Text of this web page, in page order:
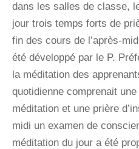
dans les salles de classe,
jour trois temps forts de
fin des cours de l’après-
été développé par le P.
la méditation des
quotidienne comprenait
méditation et une prière
midi un examen de
méditation du jour a été